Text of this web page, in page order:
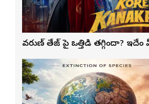
వరుణ్ తేజ్‌ పై ఒత్తిడి తగ్గిందా?